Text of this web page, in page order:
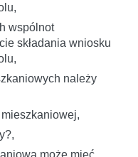
wspólnot
składania wniosku
należy